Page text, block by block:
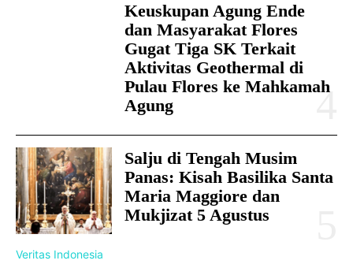
Keuskupan Agung Ende
dan Masyarakat Flores
Gugat Tiga SK Terkait
Aktivitas Geothermal di
Pulau Flores ke Mahkamah
Agung
Salju di Tengah Musim
Panas: Kisah Basilika Santa
Maria Maggiore dan
Mukjizat 5 Agustus
Veritas Indonesia